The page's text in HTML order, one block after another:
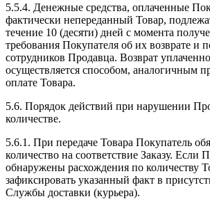
5.5.4. Денежные средства, оплаченные
фактически непереданный Товар,
течение 10 (десяти) дней с момента
требования Покупателя об их возврате и
сотрудников Продавца. Возврат
осуществляется способом, аналогичным
оплате Товара.
5.6. Порядок действий при нарушении
количестве.
5.6.1. При передаче Товара Покупатель
количество на соответствие Заказу. Если
обнаружены расхождения по количеству
зафиксировать указанный факт в
Службы доставки (курьера).